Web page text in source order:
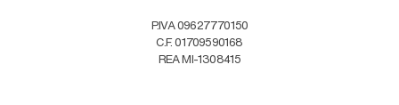
P.IVA 09627770150
C.F. 01709590168
REA MI-1308415